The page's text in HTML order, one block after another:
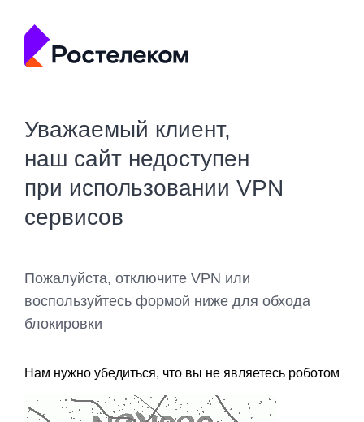
Уважаемый клиент,
наш сайт недоступен
при использовании VPN
сервисов
Пожалуйста, отключите VPN или
воспользуйтесь формой ниже для обхода
блокировки
Нам нужно убедиться, что вы не являетесь роботом